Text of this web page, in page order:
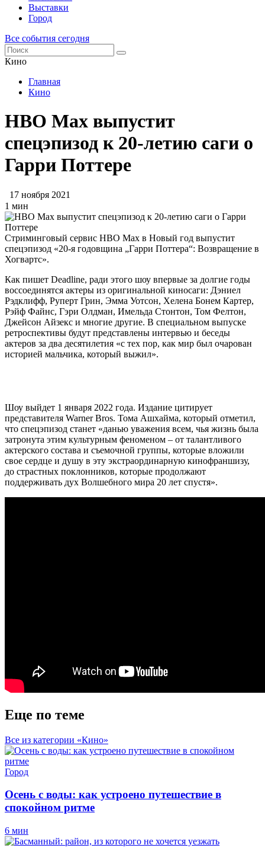
Выставки
Город
Все события сегодня
Кино
Главная
Кино
HBO Max выпустит
спецэпизод к 20-летию саги о
Гарри Поттере
17 ноября 2021
1 мин
Стриминговый сервис HBO Max в Новый год выпустит
спецэпизод «20-я годовщина „Гарри Поттера“: Возвращение в
Хогвартс».
Как пишет Deadline, ради этого шоу впервые за долгие годы
воссоединятся актеры из оригинальной киносаги: Дэниел
Рэдклифф, Руперт Грин, Эмма Уотсон, Хелена Бонем Картер,
Рэйф Файнс, Гэри Олдман, Имельда Стонтон, Том Фелтон,
Джейсон Айзекс и многие другие. В специальном выпуске
ретроспективы будут представлены интервью и беседы
актеров за два десятилетия «с тех пор, как мир был очарован
историей мальчика, который выжил».
Шоу выйдет 1 января 2022 года. Издание цитирует
представителя Warner Bros. Тома Ашхайма, который отметил,
что спецэпизод станет «данью уважения всем, чья жизнь была
затронута этим культурным феноменом – от талантливого
актерского состава и съемочной группы, которые вложили
свое сердце и душу в эту экстраординарную кинофраншизу,
до страстных поклонников, которые продолжают
поддерживать дух Волшебного мира 20 лет спустя».
Еще по теме
Все из категории «Кино»
Город
Осень с воды: как устроено путешествие в
спокойном ритме
6 мин